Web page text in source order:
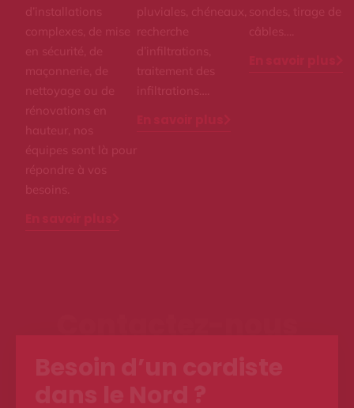
d’installations
complexes, de mise
en sécurité, de
maçonnerie, de
nettoyage ou de
rénovations en
hauteur, nos
équipes sont là pour
répondre à vos
besoins.
pluviales, chéneaux,
recherche
d’infiltrations,
traitement des
infiltrations….
sondes, tirage de
câbles….